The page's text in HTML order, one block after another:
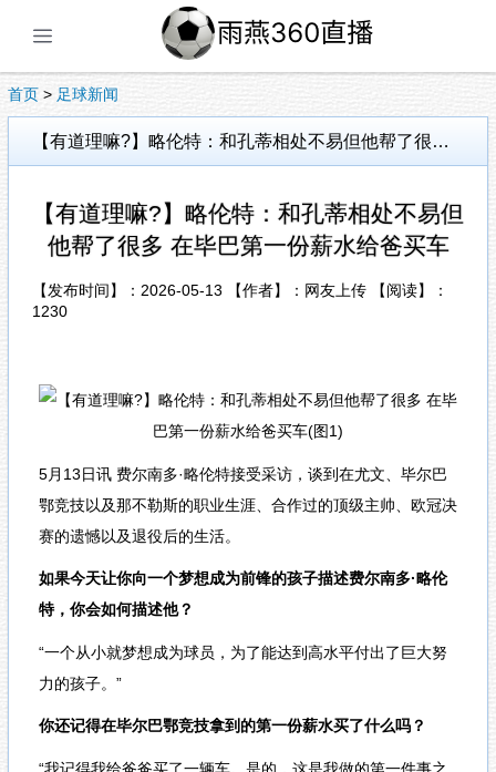
首页 > 足球新闻
【有道理嘛?】略伦特：和孔蒂相处不易但他帮了很多 在毕巴第一份薪水给爸买车
【有道理嘛?】略伦特：和孔蒂相处不易但
他帮了很多 在毕巴第一份薪水给爸买车
【发布时间】：2026-05-13 【作者】：网友上传 【阅读】：
1230
5月13日讯 费尔南多·略伦特接受采访，谈到在尤文、毕尔巴
鄂竞技以及那不勒斯的职业生涯、合作过的顶级主帅、欧冠决
赛的遗憾以及退役后的生活。
如果今天让你向一个梦想成为前锋的孩子描述费尔南多·略伦
特，你会如何描述他？
“一个从小就梦想成为球员，为了能达到高水平付出了巨大努
力的孩子。”
你还记得在毕尔巴鄂竞技拿到的第一份薪水买了什么吗？